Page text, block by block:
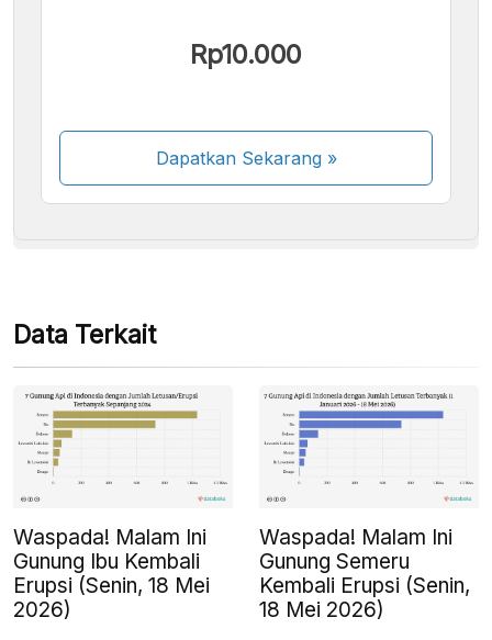
Rp10.000
Dapatkan Sekarang»
Beberapa metode pembayaran masih dalam
Data Terkait
Waspada! Malam Ini
Gunung Ibu Kembali
Erupsi (Senin, 18 Mei
2026)
Waspada! Malam Ini
Gunung Semeru
Kembali Erupsi (Senin,
18 Mei 2026)